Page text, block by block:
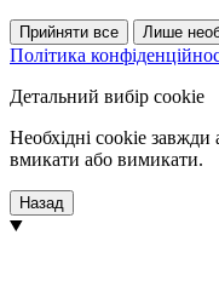
Прийняти все Лише
Політика
Детальний вибір cookie
Необхідні cookie завжди
вмикати або вимикати.
Назад